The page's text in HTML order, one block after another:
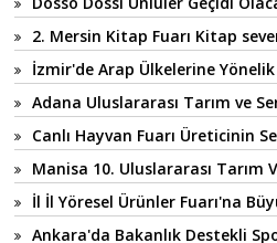
2. Mersin Kitap Fuarı Kitap
İzmir'de Arap Ülkelerine
Adana Uluslararası Tarım ve
Canlı Hayvan Fuarı Üreticinin
Manisa 10. Uluslararası Tarım
İl İl Yöresel Ürünler Fuarı'na
Ankara'da Bakanlık Destekli